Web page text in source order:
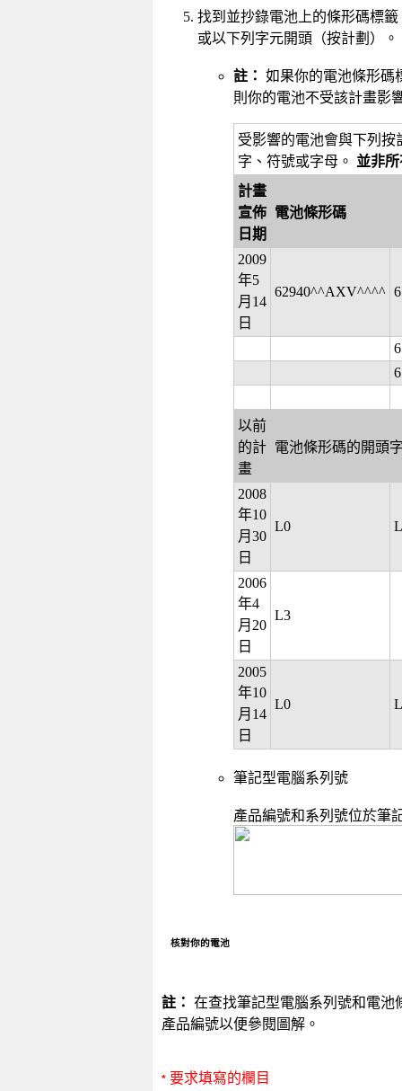
找到並抄錄電池上的條形碼標
或以下列字元開頭（按計劃）
註： 如果你的電池條形碼
則你的電池不受該計畫影
受影響的電池會與下列
字、符號或字母。 並非
計畫
宣佈
日期
電池條形碼
2009
年5
月14
日
62940^^AXV^^^^
以前
的計
畫
電池條形碼的開頭
2008
年10
月30
日
L0
2006
年4
月20
日
L3
2005
年10
月14
日
L0
筆記型電腦系列號
產品編號和系列號位於筆
核對你的電池
註： 在查找筆記型電腦系列號和電池
產品編號以便參閱圖解。
* 要求填寫的欄目